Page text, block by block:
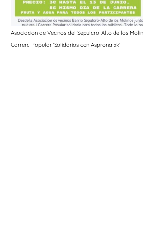
Asociación de Vecinos del Sepulcro-Alto de los
Carrera Popular ‘Solidarios con Asprona 5k’